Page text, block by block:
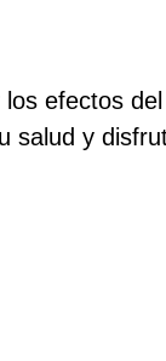
efectos del
salud y